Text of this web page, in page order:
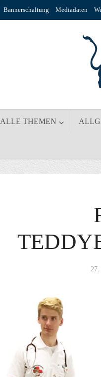
Bannerschaltung Mediadaten
ALLE THEMEN
27.